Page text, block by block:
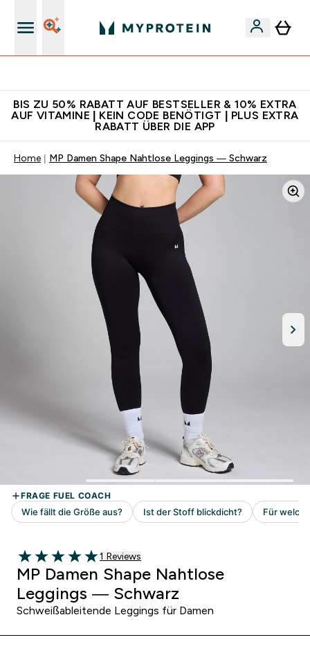
BIS ZU 50% RABATT AUF BESTSELLER & 10% EXTRA
AUF VITAMINE | KEIN CODE BENÖTIGT | PLUS EXTRA
RABATT ÜBER DIE APP
Home MP Damen Shape Nahtlose Leggings — Schwarz
5 out of 5 stars
1 customer reviews
1 Reviews
MP Damen Shape Nahtlose
Leggings — Schwarz
Schweißableitende Leggings für Damen